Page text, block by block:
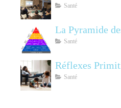
Santé
La Pyramide
Santé
Réflexes
Santé